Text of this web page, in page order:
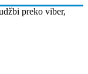
preko viber,